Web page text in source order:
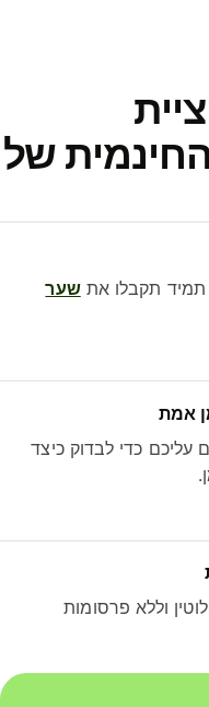
של
שער
כדי לבדוק כיצד
וללא פרסומות